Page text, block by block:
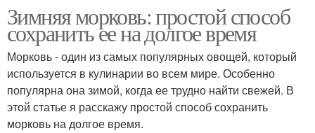
Зимняя морковь: простой способ
сохранить ее на долгое время
Морковь - один из самых популярных овощей, который
используется в кулинарии во всем мире. Особенно
популярна она зимой, когда ее трудно найти свежей. В
этой статье я расскажу простой способ сохранить
морковь на долгое время.